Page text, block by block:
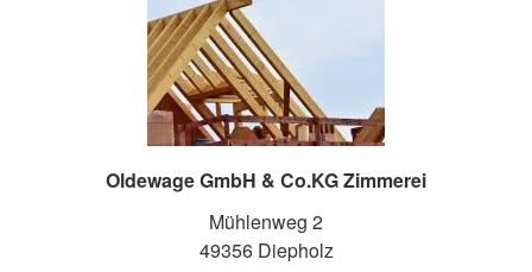
Oldewage GmbH & Co.KG Zimmerei
Mühlenweg 2
49356 Diepholz